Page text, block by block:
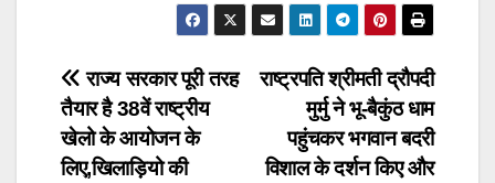
Post
navigation
राष्ट्रपति श्रीमती द्रौपदी
मुर्मु ने भू-बैकुंठ धाम
पहुंचकर भगवान बदरी
विशाल के दर्शन किए और
राज्य सरकार पूरी तरह
तैयार है 38वें राष्ट्रीय
खेलो के आयोजन के
लिए,खिलाड़ियो की